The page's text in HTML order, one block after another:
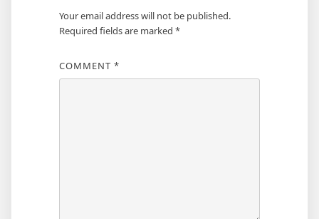
Your email address will not be published.
Required fields are marked *
COMMENT *